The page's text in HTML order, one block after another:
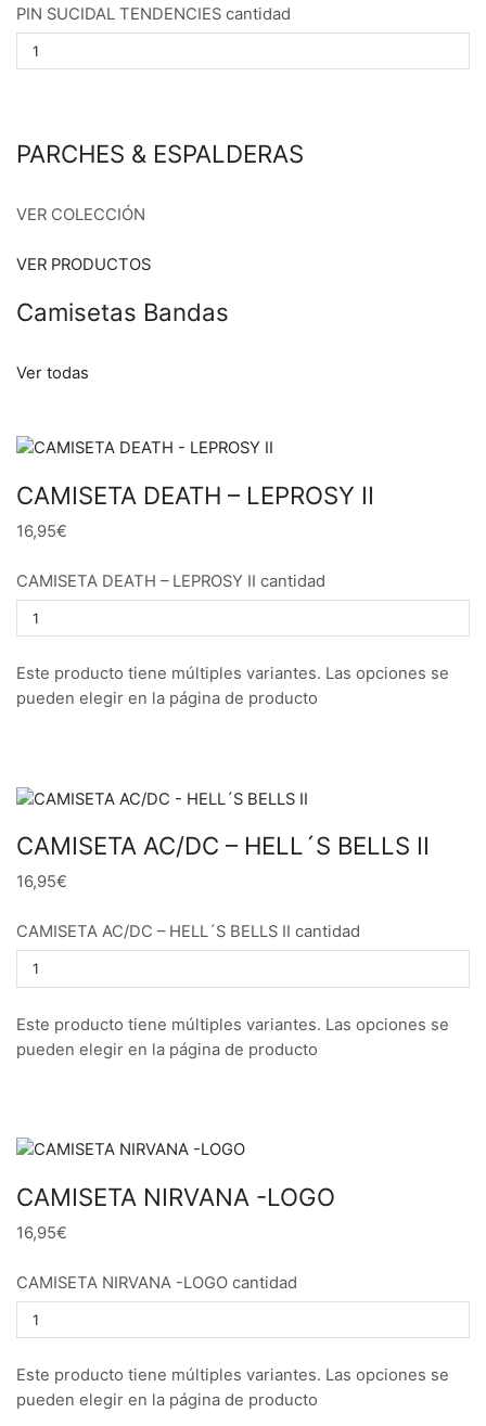
PIN SUCIDAL TENDENCIES cantidad
PARCHES & ESPALDERAS
VER COLECCIÓN
VER PRODUCTOS
Camisetas Bandas
Ver todas
CAMISETA DEATH – LEPROSY II
16,95€
CAMISETA DEATH – LEPROSY II cantidad
Este producto tiene múltiples variantes. Las opciones se
pueden elegir en la página de producto
CAMISETA AC/DC – HELL´S BELLS II
16,95€
CAMISETA AC/DC – HELL´S BELLS II cantidad
Este producto tiene múltiples variantes. Las opciones se
pueden elegir en la página de producto
CAMISETA NIRVANA -LOGO
16,95€
CAMISETA NIRVANA -LOGO cantidad
Este producto tiene múltiples variantes. Las opciones se
pueden elegir en la página de producto